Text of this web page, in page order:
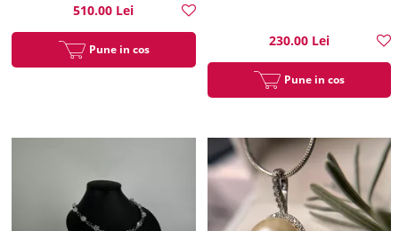
510.00 Lei
Pune in cos
230.00 Lei
Pune in cos